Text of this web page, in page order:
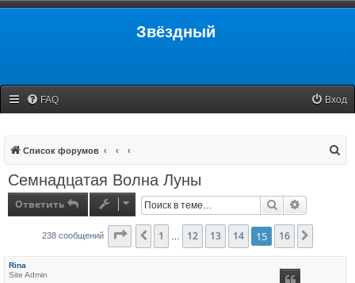
Звёздный
FAQ Вход
Список форумов
Семнадцатая Волна Луны
Ответить Поиск
238 сообщений Страница15 из 16
Пред.
1 12 13 14 15 16
Rina
Site Admin